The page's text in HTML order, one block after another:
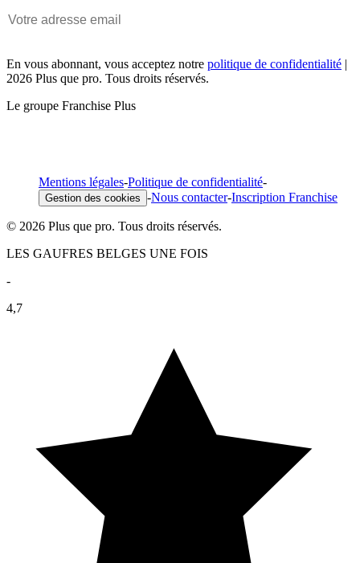
En vous abonnant, vous acceptez notre politique de confidentialité |
2026 Plus que pro. Tous droits réservés.
Le groupe Franchise Plus
Mentions légales-Politique de confidentialité-
Gestion des cookies -Nous contacter-Inscription Franchise
© 2026 Plus que pro. Tous droits réservés.
LES GAUFRES BELGES UNE FOIS
-
4,7